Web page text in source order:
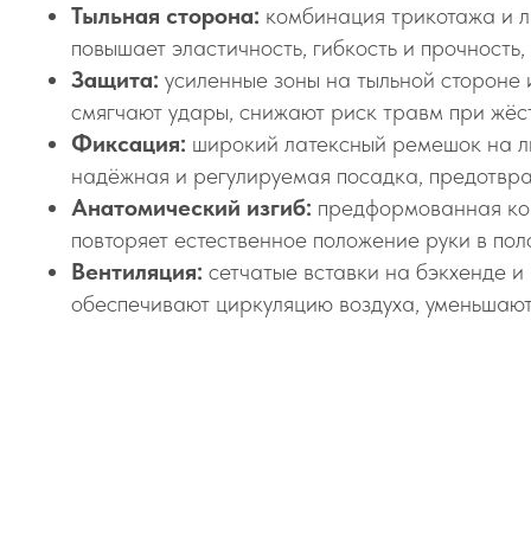
Тыльная сторона: комбинация трикотажа и
повышает эластичность, гибкость и
Защита: усиленные зоны на тыльной
смягчают удары, снижают риск травм при
Фиксация: широкий латексный ремешок на
надёжная и регулируемая посадка,
Анатомический изгиб: предформованная
повторяет естественное положение руки в
Вентиляция: сетчатые вставки на бэкхенде
обеспечивают циркуляцию воздуха,